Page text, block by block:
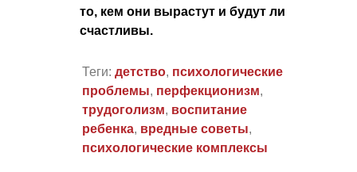
то, кем они вырастут и будут ли
счастливы.
Теги: детство, психологические
проблемы, перфекционизм,
трудоголизм, воспитание
ребенка, вредные советы,
психологические комплексы